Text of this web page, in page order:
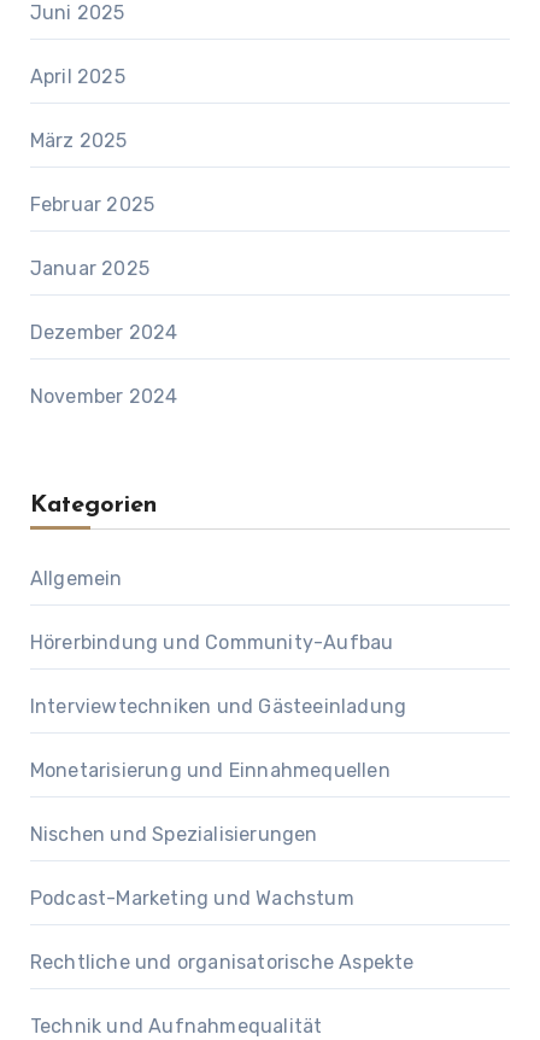
Juni 2025
April 2025
März 2025
Februar 2025
Januar 2025
Dezember 2024
November 2024
Kategorien
Allgemein
Hörerbindung und Community-Aufbau
Interviewtechniken und Gästeeinladung
Monetarisierung und Einnahmequellen
Nischen und Spezialisierungen
Podcast-Marketing und Wachstum
Rechtliche und organisatorische Aspekte
Technik und Aufnahmequalität